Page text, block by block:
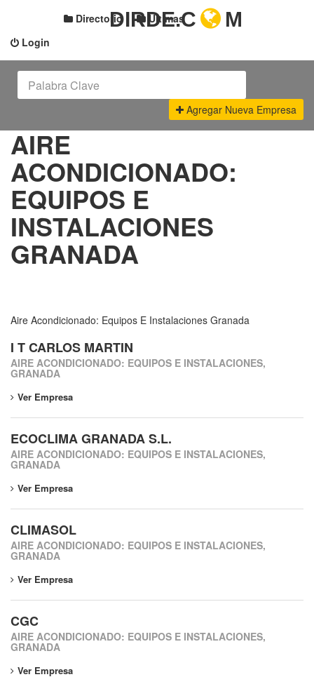
Login
Directorio Últimas
DIRDE.C M
Agregar Nueva Empresa
AIRE
ACONDICIONADO:
EQUIPOS E
INSTALACIONES
GRANADA
Aire Acondicionado: Equipos E Instalaciones Granada
I T CARLOS MARTIN
AIRE ACONDICIONADO: EQUIPOS E INSTALACIONES,
GRANADA
Ver Empresa
ECOCLIMA GRANADA S.L.
AIRE ACONDICIONADO: EQUIPOS E INSTALACIONES,
GRANADA
Ver Empresa
CLIMASOL
AIRE ACONDICIONADO: EQUIPOS E INSTALACIONES,
GRANADA
Ver Empresa
CGC
AIRE ACONDICIONADO: EQUIPOS E INSTALACIONES,
GRANADA
Ver Empresa